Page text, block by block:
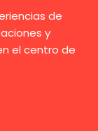
y lo
de
y
el centro de